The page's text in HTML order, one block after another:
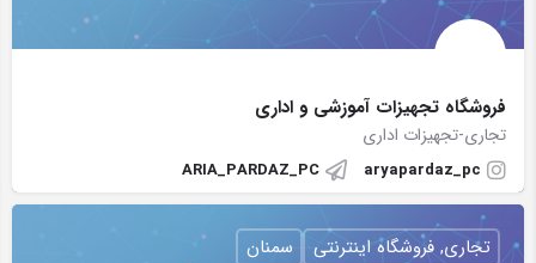
فروشگاه تجهیزات آموزشی و اداری
تجاری-تجهیزات اداری
aryapardaz_pc
ARIA_PARDAZ_PC
تجاری, فروشگاه اینترنتی سمنان